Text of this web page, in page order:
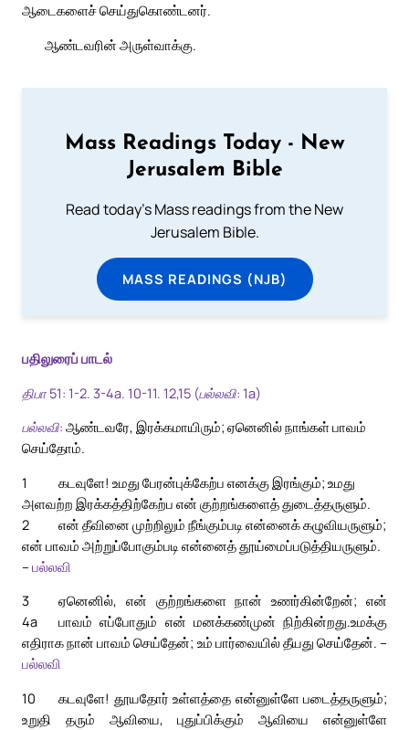
ஆடைகளைச் செய்துகொண்டனர்.
ஆண்டவரின் அருள்வாக்கு.
Mass Readings Today - New
Jerusalem Bible
Read today's Mass readings from the New
Jerusalem Bible.
MASS READINGS (NJB)
பதிலுரைப் பாடல்
திபா 51: 1-2. 3-4a. 10-11. 12,15 (பல்லவி: 1a)
பல்லவி: ஆண்டவரே, இரக்கமாயிரும்; ஏனெனில் நாங்கள் பாவம்
செய்தோம்.
1
கடவுளே! உமது பேரன்புக்கேற்ப எனக்கு இரங்கும்; உமது
அளவற்ற இரக்கத்திற்கேற்ப என் குற்றங்களைத் துடைத்தருளும்.
2
என் தீவினை முற்றிலும் நீங்கும்படி என்னைக் கழுவியருளும்;
என் பாவம் அற்றுப்போகும்படி என்னைத் தூய்மைப்படுத்தியருளும்.
– பல்லவி
3
ஏனெனில், என் குற்றங்களை நான் உணர்கின்றேன்; என்
பாவம் எப்போதும் என் மனக்கண்முன் நிற்கின்றது.
4a
உமக்கு
எதிராக நான் பாவம் செய்தேன்; உம் பார்வையில் தீயது செய்தேன். –
பல்லவி
10
கடவுளே! தூயதோர் உள்ளத்தை என்னுள்ளே படைத்தருளும்;
உறுதி தரும் ஆவியை, புதுப்பிக்கும் ஆவியை என்னுள்ளே